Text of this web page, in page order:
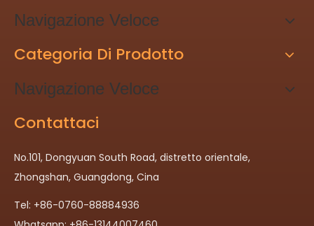
Navigazione Veloce
Categoria Di Prodotto
Navigazione Veloce
Contattaci
No.101, Dongyuan South Road, distretto orientale,
Zhongshan, Guangdong, Cina
Tel: +86-0760-88884936